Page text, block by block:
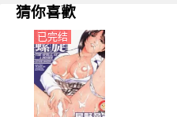
猜你喜歡
已完结